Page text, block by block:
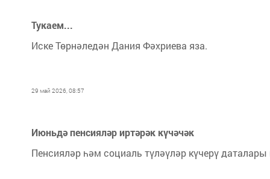
Тукаем...
Иске Төрнәледән Дания Фәхриева яза.
29 май 2026, 08:57
Июньдә пенсияләр иртәрәк күчәчәк
Пенсияләр һәм социаль түләүләр күчерү даталары